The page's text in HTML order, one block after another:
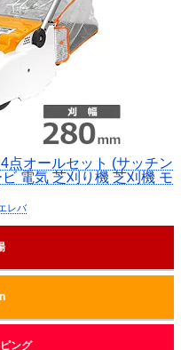
点オールセット (サッチン
電気 芝刈り機 芝刈機 モ
レバ
ング